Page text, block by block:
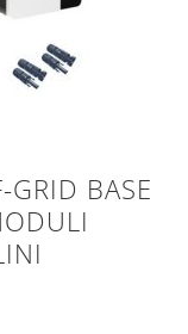
GRID BASE